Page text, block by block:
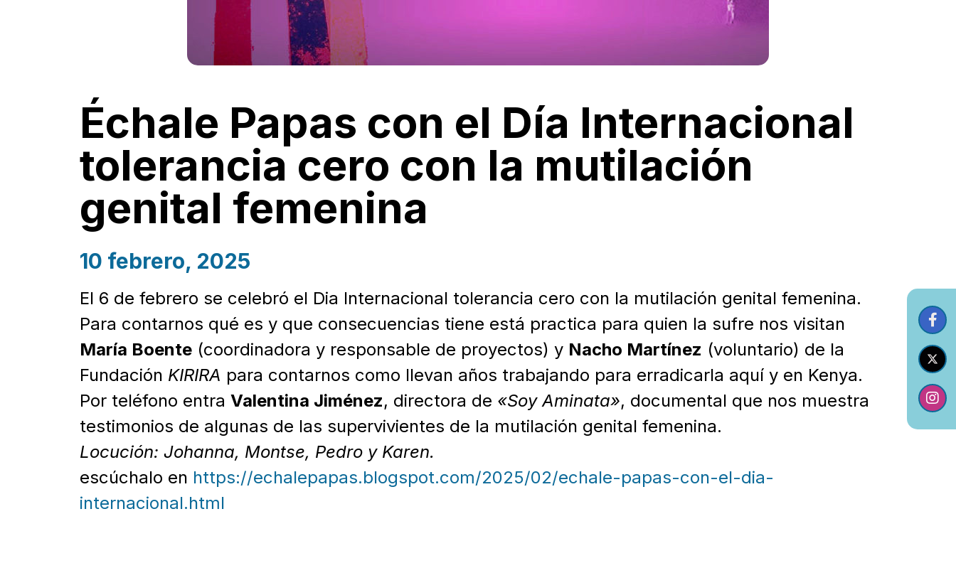
Échale Papas con el Día Internacional
tolerancia cero con la mutilación
genital femenina
10 febrero, 2025
El 6 de febrero se celebró el Dia Internacional tolerancia cero con la mutilación genital femenina.
Para contarnos qué es y que consecuencias tiene está practica para quien la sufre nos visitan
María Boente (coordinadora y responsable de proyectos) y Nacho Martínez (voluntario) de la
Fundación KIRIRA para contarnos como llevan años trabajando para erradicarla aquí y en Kenya.
Por teléfono entra Valentina Jiménez, directora de «Soy Aminata», documental que nos muestra
testimonios de algunas de las supervivientes de la mutilación genital femenina.
Locución: Johanna, Montse, Pedro y Karen.
escúchalo en https://echalepapas.blogspot.com/2025/02/echale-papas-con-el-dia-
internacional.html